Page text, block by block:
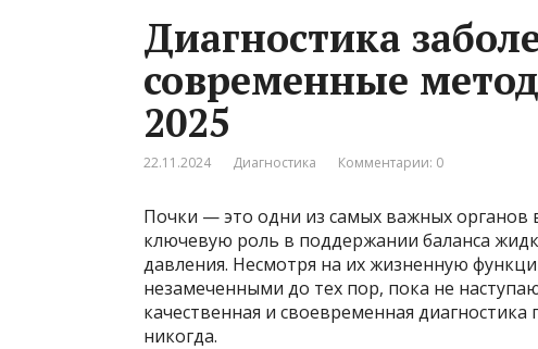
Диагностика
современные
2025
22.11.2024 Диагностика Комментарии: 0
Почки — это одни из самых важных
ключевую роль в поддержании баланса
давления. Несмотря на их жизненную
незамеченными до тех пор, пока не
качественная и своевременная
никогда.